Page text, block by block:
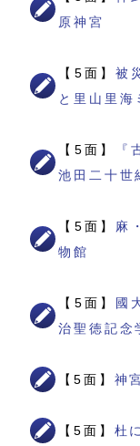
原神宮
【5面】被
と里山里海
【5面】
池田二十世
【5面】 麻
物館
【5面】
國
治聖徳記念
【5面】 神
【5面】 杜